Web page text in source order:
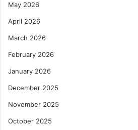
May 2026
April 2026
March 2026
February 2026
January 2026
December 2025
November 2025
October 2025